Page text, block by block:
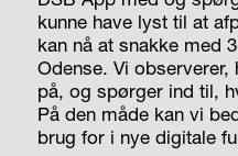
kunne have lyst til at
kan nå at snakke med
Odense. Vi
på, og spørger ind til,
På den måde kan vi
brug for i nye digitale